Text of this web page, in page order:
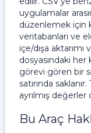
uygulamalar
düzenlemek için
veritabanları ve
içe/dışa aktarımı
dosyasındaki her
görevi gören bir
satırında
ayrılmış
Bu Araç